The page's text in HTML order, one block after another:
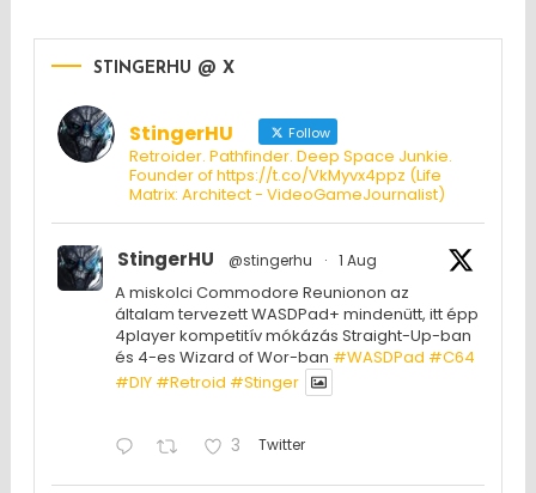
STINGERHU @ X
StingerHU Follow
Retroider. Pathfinder. Deep Space Junkie.
Founder of https://t.co/VkMyvx4ppz (Life
Matrix: Architect - VideoGameJournalist)
StingerHU @stingerhu · 1 Aug
A miskolci Commodore Reunionon az
általam tervezett WASDPad+ mindenütt, itt épp
4player kompetitív mókázás Straight-Up-ban
és 4-es Wizard of Wor-ban #WASDPad #C64
#DIY #Retroid #Stinger
3 Twitter